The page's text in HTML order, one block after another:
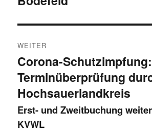
WEITER
Nächster
Beitrag:
Corona-Schutzimpfung:
Terminüberprüfung
Hochsauerlandkreis
Erst- und Zweitbuchung
KVWL